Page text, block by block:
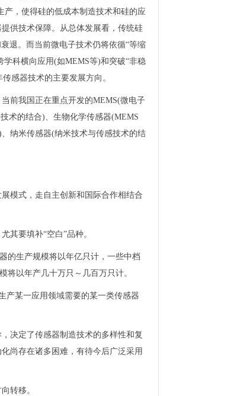
产，使得硅的低成本制造技术和硅的应
供技术保障。从总体发展看，传统硅
退。而当前微电子技术仍将依循“等缩
科横向应用(如MEMS等)和突破“非稳
感器技术的主要发展方向。
前我国正在重点开发的MEMS(微电子
术的结合)、生物化学传感器(MEMS
纳米传感器(纳米技术与传感技术的结
模式，走自主创新和国际合作相结合
其要填补“空白”品种。
的生产规模将以年亿只计，一些中档
将以年产几十万只～几百万只计。
产某一应用领域需要的某一类传感器
决定了传感器制造技术的多样性和复
尚存在诸多困难，有待今后广泛采用
转移。